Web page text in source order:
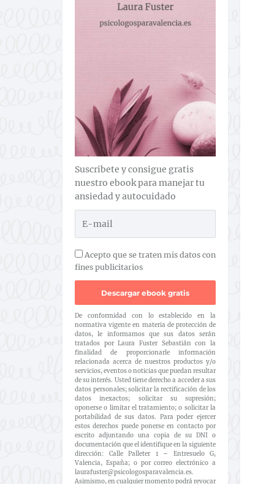
Suscribete y consigue gratis
nuestro ebook para manejar tu
ansiedad y autocuidado
Acepto que se traten mis datos con
fines publicitarios
De conformidad con lo establecido en la
normativa vigente en materia de protección de
datos, le informamos que sus datos serán
tratados por Laura Fuster Sebastián con la
finalidad de proporcionarle información
relacionada acerca de nuestros productos y/o
servicios, eventos o noticias que puedan resultar
de su interés. Usted tiene derecho a acceder a sus
datos personales; solicitar la rectificación de los
datos inexactos; solicitar su supresión;
oponerse o limitar el tratamiento; o solicitar la
portabilidad de sus datos. Para poder ejercer
estos derechos puede ponerse en contacto por
escrito adjuntando una copia de su DNI o
documentación que el identifique en la siguiente
dirección: Calle Palleter 1 – Entresuelo G,
Valencia, España; o por correo electrónico a
laurafuster@psicologosparavalencia.es.
Asimismo, en cualquier momento podrá revocar